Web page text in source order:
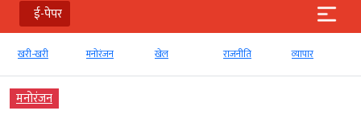
ई-पेपर
मनोरंजन खेल राजनीति व्‍यापार टेक्‍नोलॉजी
मनोरंजन